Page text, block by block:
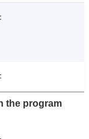
the program